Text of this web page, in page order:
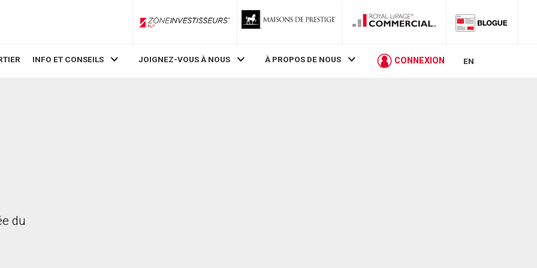
ZoneInvestisseurs RLP
INFO ET CONSEILS JOIGNEZ-VOUS À NOUS À PROPOS DE NOUS CONNEXION EN
du